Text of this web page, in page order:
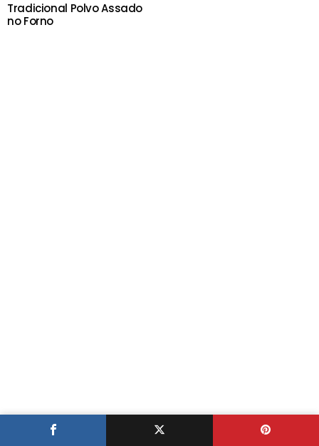
Tradicional Polvo Assado
no Forno